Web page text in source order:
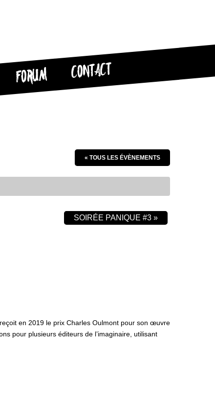
FORUM CONTACT
« TOUS LES ÉVÈNEMENTS
SOIRÉE PANIQUE #3 »
en 2019 le prix Charles Oulmont pour son œuvre
pour plusieurs éditeurs de l’imaginaire, utilisant